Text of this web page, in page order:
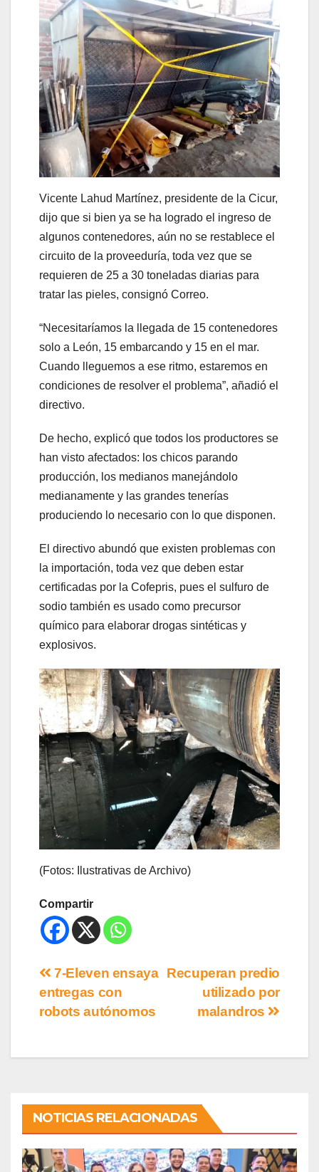
Vicente Lahud Martínez, presidente de la Cicur,
dijo que si bien ya se ha logrado el ingreso de
algunos contenedores, aún no se restablece el
circuito de la proveeduría, toda vez que se
requieren de 25 a 30 toneladas diarias para
tratar las pieles, consignó Correo.
“Necesitaríamos la llegada de 15 contenedores
solo a León, 15 embarcando y 15 en el mar.
Cuando lleguemos a ese ritmo, estaremos en
condiciones de resolver el problema”, añadió el
directivo.
De hecho, explicó que todos los productores se
han visto afectados: los chicos parando
producción, los medianos manejándolo
medianamente y las grandes tenerías
produciendo lo necesario con lo que disponen.
El directivo abundó que existen problemas con
la importación, toda vez que deben estar
certificadas por la Cofepris, pues el sulfuro de
sodio también es usado como precursor
químico para elaborar drogas sintéticas y
explosivos.
(Fotos: Ilustrativas de Archivo)
Compartir
Recuperan predio
utilizado por
malandros
7-Eleven ensaya
entregas con
robots autónomos
NOTICIAS RELACIONADAS